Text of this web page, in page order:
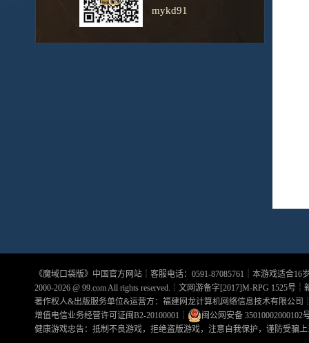
mykd91
《魔域口袋版》中国官方网站┊客服电话：0591-87085761┊本游戏适合16
2000-2026 @ 99.com All rights reserved.┊文网游备字[2017]M-RPG 1525号┊
著作权人&出版服务单位&运营方：福建网龙计算机网络信息技术有限公司
增值电信业务经营许可证闽B2-20100001 ┊
闽公网安备 35010002000102
健康游戏忠告：抵制不良游戏，拒绝盗版游戏，注意自我保护，谨防受骗